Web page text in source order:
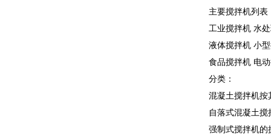
主要搅拌机列表
工业搅拌机 水
液体搅拌机 小
食品搅拌机 电
分类：
混凝土搅拌机按
自落式混凝土
强制式搅拌机的